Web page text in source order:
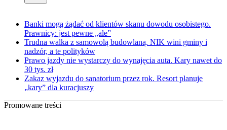
Banki mogą żądać od klientów skanu dowodu osobistego.
Prawnicy: jest pewne „ale”
Trudna walka z samowolą budowlaną. NIK wini gminy i
nadzór, a te polityków
Prawo jazdy nie wystarczy do wynajęcia auta. Kary nawet do
30 tys. zł
Zakaz wyjazdu do sanatorium przez rok. Resort planuje
„kary” dla kuracjuszy
Promowane treści